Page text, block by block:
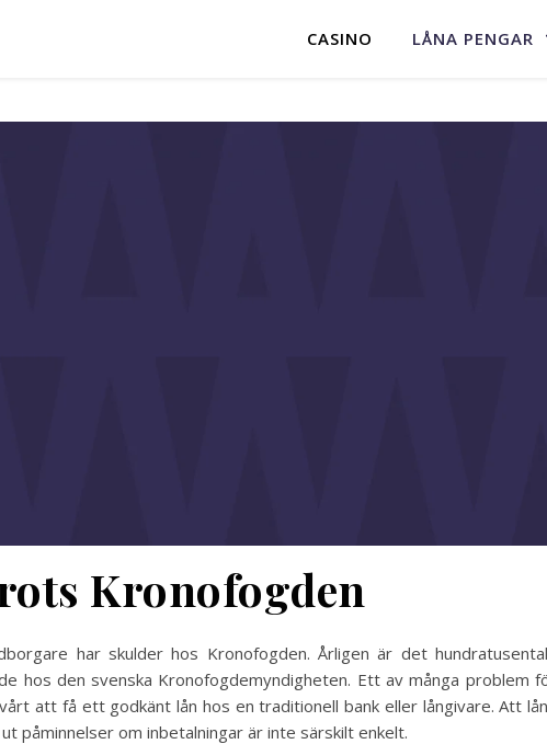
CASINO LÅNA PENGAR
Kronofogden
har skulder hos Kronofogden. Årligen är det
hos den svenska Kronofogdemyndigheten. Ett av många problem
att få ett godkänt lån hos en traditionell bank eller långivare. Att
påminnelser om inbetalningar är inte särskilt enkelt.